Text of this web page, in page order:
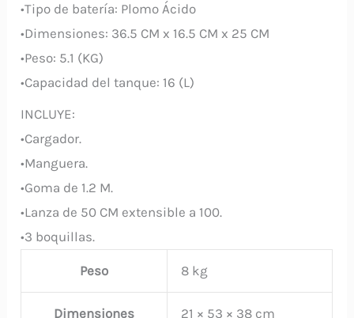
•Tipo de batería: Plomo Ácido
•Dimensiones: 36.5 CM x 16.5 CM x 25 CM
•Peso: 5.1 (KG)
•Capacidad del tanque: 16 (L)
INCLUYE:
•Cargador.
•Manguera.
•Goma de 1.2 M.
•Lanza de 50 CM extensible a 100.
•3 boquillas.
Peso 8 kg
Dimensiones 21 × 53 × 38 cm